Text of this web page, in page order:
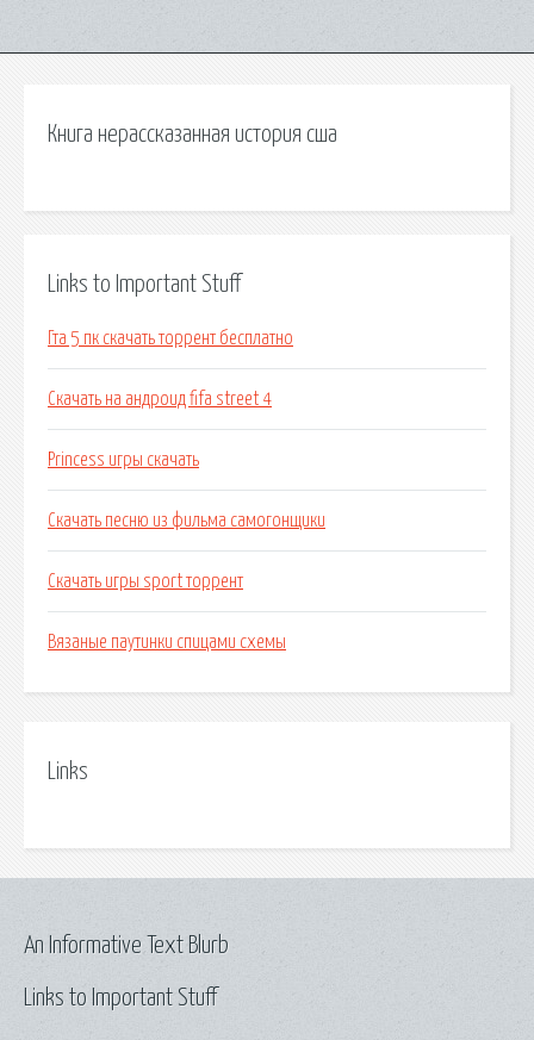
Книга нерассказанная история сша
Links to Important Stuff
Гта 5 пк скачать торрент бесплатно
Скачать на андроид fifa street 4
Princess игры скачать
Скачать песню из фильма самогонщики
Скачать игры sport торрент
Вязаные паутинки спицами схемы
Links
Links to Important Stuff
An Informative Text Blurb